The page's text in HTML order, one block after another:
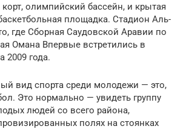
олимпийский бассейн, и крытая
площадка. Стадион Аль-
где Сборная Саудовской Аравии по
Омана Впервые встретились в
2009 года.
вид спорта среди молодежи — это,
Это нормально — увидеть группу
людей со всего района,
полях на стоянках